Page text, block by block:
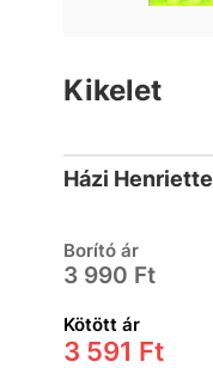
Kikelet
Házi Henriette
Borító ár
3 990 Ft
Kötött ár
3 591 Ft